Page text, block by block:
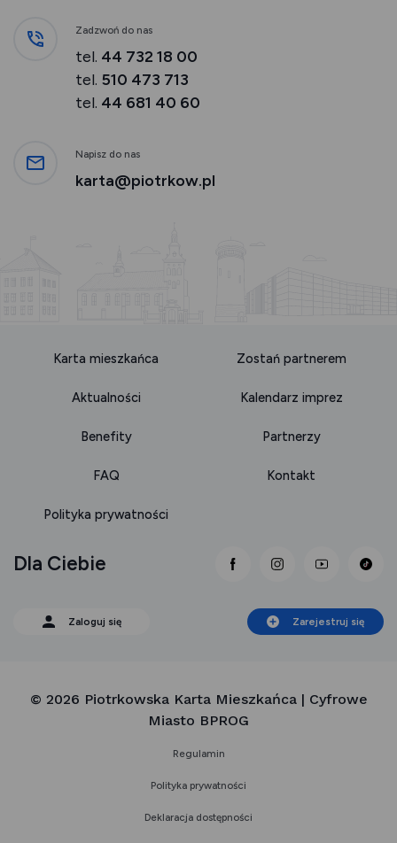
Zadzwoń do nas
tel. 44 732 18 00
tel. 510 473 713
tel. 44 681 40 60
Napisz do nas
karta@piotrkow.pl
Karta mieszkańca Zostań partnerem
Aktualności Kalendarz imprez
Benefity Partnerzy
FAQ Kontakt
Polityka prywatności
link otwiera się nowej
link otwiera się
link
Dla Ciebie
Zaloguj się Zarejestruj się
© 2026 Piotrkowska Karta Mieszkańca | Cyfrowe
Miasto BPROG
Regulamin
Polityka prywatności
Deklaracja dostępności